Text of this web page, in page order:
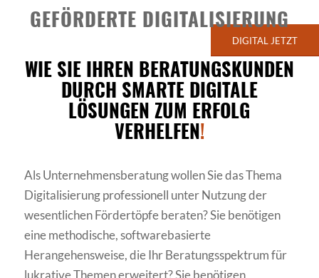
DIGITAL JETZT
GEFÖRDERTE DIGITALISIERUNG
WIE SIE IHREN BERATUNGSKUNDEN
DURCH SMARTE DIGITALE
LÖSUNGEN ZUM ERFOLG
VERHELFEN!
Als Unternehmensberatung wollen Sie das Thema
Digitalisierung professionell unter Nutzung der
wesentlichen Fördertöpfe beraten? Sie benötigen
eine methodische, softwarebasierte
Herangehensweise, die Ihr Beratungsspektrum für